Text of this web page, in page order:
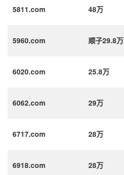
5811.com 48万
5960.com 顺子29.8万
6020.com 25.8万
6062.com 29万
6717.com 28万
6918.com 28万